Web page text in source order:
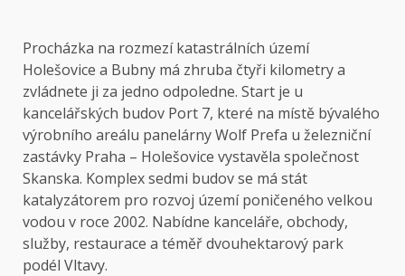
Procházka na rozmezí katastrálních území
Holešovice a Bubny má zhruba čtyři kilometry a
zvládnete ji za jedno odpoledne. Start je u
kancelářských budov Port 7, které na místě bývalého
výrobního areálu panelárny Wolf Prefa u železniční
zastávky Praha – Holešovice vystavěla společnost
Skanska. Komplex sedmi budov se má stát
katalyzátorem pro rozvoj území poničeného velkou
vodou v roce 2002. Nabídne kanceláře, obchody,
služby, restaurace a téměř dvouhektarový park
podél Vltavy.